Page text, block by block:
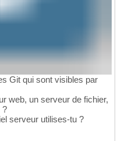
Git qui sont visibles par
web, un serveur de fichier,
?
serveur utilises-tu ?